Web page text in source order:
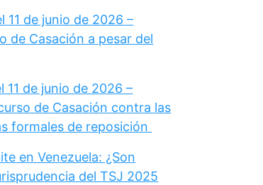
11 de junio de 2026 –
de Casación a pesar del
11 de junio de 2026 –
de Casación contra las
formales de reposición
en Venezuela: ¿Son
del TSJ 2025